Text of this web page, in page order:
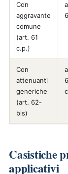
Con
aggravante
comune
(art. 61
c.p.)
Con
attenuanti
generiche
(art. 62-
bis)
Casistiche
applicativi